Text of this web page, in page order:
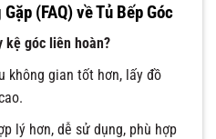
(FAQ) về Tủ Bếp Góc
kệ góc liên hoàn?
không gian tốt hơn, lấy đồ
lý hơn, dễ sử dụng, phù hợp